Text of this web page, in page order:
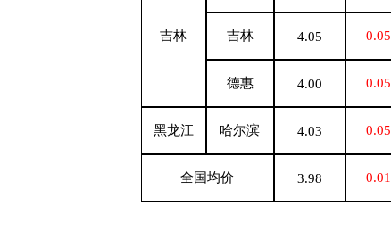
吉林 吉林 4.05 0.05
德惠 4.00 0.05
黑龙江 哈尔滨 4.03 0.05
全国均价 3.98 0.01